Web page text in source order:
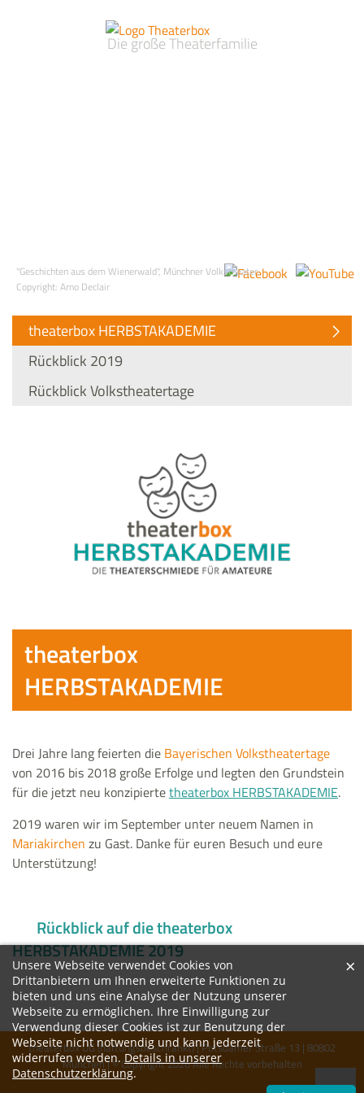
Die große Theaterfamilie
"Geschichten aus dem Wienerwald", Münchner Volkstheater,
Copyright: Arno Declair
theaterbox HERBSTAKADEMIE
Rückblick 2019
Rückblick Volkstheatertage
theaterbox
HERBSTAKADEMIE
Drei Jahre lang feierten die Bayerischen Volkstheatertage
von 2016 bis 2018 große Erfolge und legten den Grundstein
für die jetzt neu konzipiertetheaterbox HERBSTAKADEMIE.
2019 waren wir im September unter neuem Namen in
Mariakirchen zu Gast. Danke für euren Besuch und eure
Unterstützung!
Rückblick auf die theaterbox
HERBSTAKADEMIE 2019
theaterbox UG (haftungsbeschränkt) | Potsdamer Straße 13 | 80802
München | © Copyright 2026 Alle Rechte vorbehalten
Unsere Webseite verwendet Cookies von
Drittanbietern um Ihnen erweiterte Funktionen zu
bieten und uns eine Analyse der Nutzung unserer
Webseite zu ermöglichen. Ihre Einwilligung zur
Verwendung dieser Cookies ist zur Benutzung der
Webseite nicht notwendig und kann jederzeit
widerrufen werden.Details in unserer
Datenschutzerklärung.
×